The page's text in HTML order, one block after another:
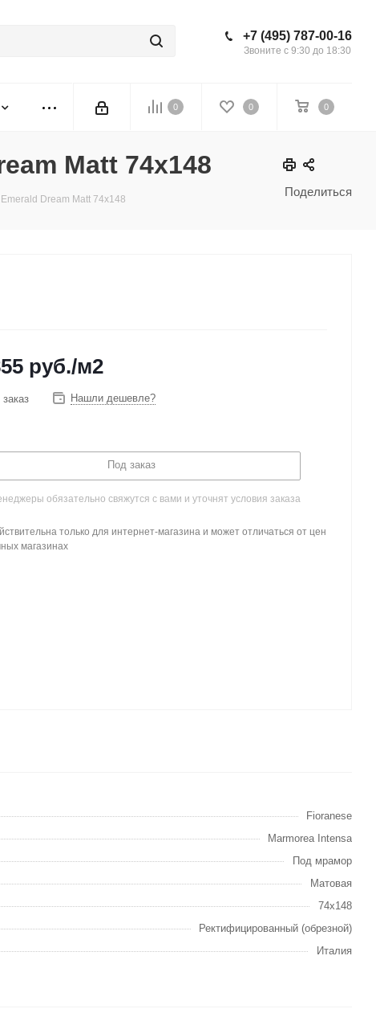
+7 (495) 787-00-16
Звоните с 9:30 до 18:30
0 0 0
Поделиться
Matt 74x148
Dream Matt 74x148
руб./м2
Нашли дешевле?
Под заказ
обязательно свяжутся с вами и уточнят условия заказа
только для интернет-магазина и может отличаться от цен
магазинах
Fioranese
Marmorea Intensa
Под мрамор
Матовая
74х148
Ректифицированный (обрезной)
Италия